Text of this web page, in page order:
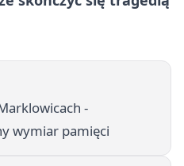
-
wymiar pamięci